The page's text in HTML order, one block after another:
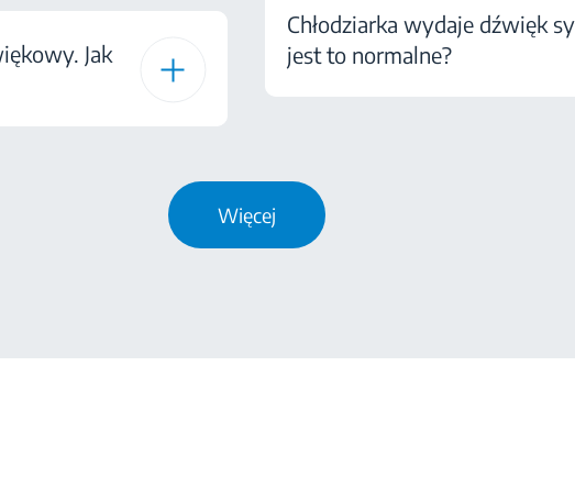
Jak
Chłodziarka wydaje dźwięk
jest to normalne?
Więcej